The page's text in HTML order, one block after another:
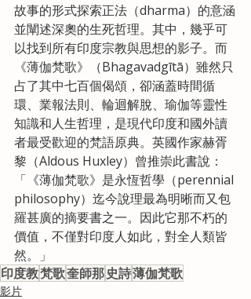
故事的形式探索正法（dharma）的意涵
並闡述深奧的生死哲理。其中，幾乎可
以找到所有印度宗教與思想的影子。而
《薄伽梵歌》（Bhagavadgītā）雖然只
占了其中七百個偈頌，卻涵蓋時間循
環、業報法則、輪迴解脫、瑜伽等靈性
知識和人生哲理，是現代印度和國外讀
者最受歡迎的梵語原典。英國作家赫胥
黎（Aldous Huxley）曾推崇此書說：
「《薄伽梵歌》是永恆哲學（perennial
philosophy）迄今說理最為明晰而又包
羅甚廣的摘要書之一。因此它那不朽的
價值，不僅對印度人如此，對全人類皆
然。」
印度教梵歌奎師那史詩薄伽梵歌
影片